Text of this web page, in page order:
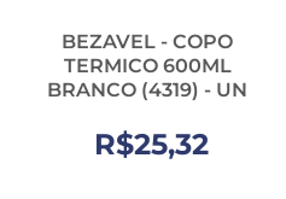
BEZAVEL - COPO
TERMICO 600ML
BRANCO (4319) - UN
R$25,32